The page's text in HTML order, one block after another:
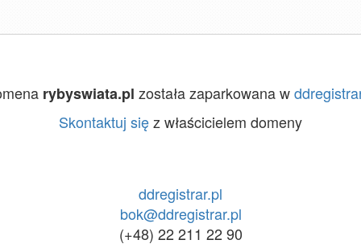
rybyswiata.pl została zaparkowana w
Skontaktuj sięz właścicielem domeny
ddregistrar.pl
bok@ddregistrar.pl
(+48) 22 211 22 90